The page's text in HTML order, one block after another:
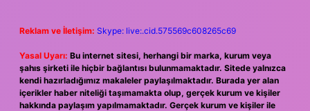
Reklam ve İletişim: Skype: live:.cid.575569c608265c69
Yasal Uyarı: Bu internet sitesi, herhangi bir marka, kurum veya
şahıs şirketi ile hiçbir bağlantısı bulunmamaktadır. Sitede yalnızca
kendi hazırladığımız makaleler paylaşılmaktadır. Burada yer alan
içerikler haber niteliği taşımamakta olup, gerçek kurum ve kişiler
hakkında paylaşım yapılmamaktadır. Gerçek kurum ve kişiler ile